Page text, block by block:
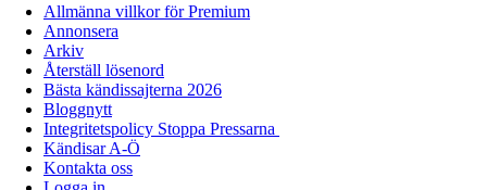
Allmänna villkor för Premium
Annonsera
Arkiv
Återställ lösenord
Bästa kändissajterna 2026
Bloggnytt
Integritetspolicy Stoppa Pressarna
Kändisar A-Ö
Kontakta oss